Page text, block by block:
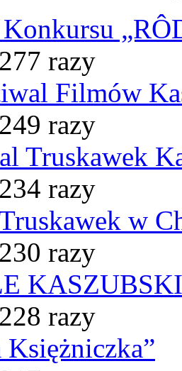
Konkursu
razy
Filmów
razy
Truskawek
razy
w
razy
razy
Księżniczka”